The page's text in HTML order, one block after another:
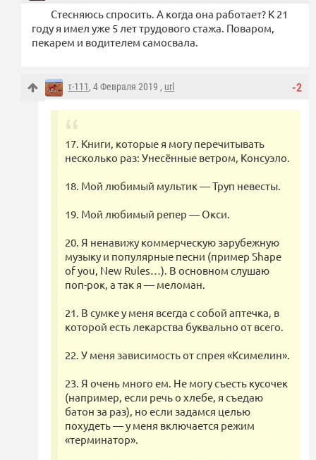
Стесняюсь спросить. А когда она работает? К 21
году я имел уже 5 лет трудового стажа. Поваром,
пекарем и водителем самосвала.
-2
т-111, 4 Февраля 2019 , url
17. Книги, которые я могу перечитывать
несколько раз: Унесённые ветром, Консуэло.
18. Мой любимый мультик — Труп невесты.
19. Мой любимый репер — Окси.
20. Я ненавижу коммерческую зарубежную
музыку и популярные песни (пример Shape
of you, New Rules…). В основном слушаю
поп-рок, а так я — меломан.
21. В сумке у меня всегда с собой аптечка, в
которой есть лекарства буквально от всего.
22. У меня зависимость от спрея «Ксимелин».
23. Я очень много ем. Не могу съесть кусочек
(например, если речь о хлебе, я съедаю
батон за раз), но если задамся целью
похудеть — у меня включается режим
«терминатор».